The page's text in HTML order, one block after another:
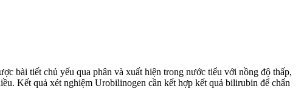
bài tiết chủ yếu qua phân và xuất hiện trong nước tiểu với nồng độ thấp,
Kết quả xét nghiệm Urobilinogen cần kết hợp kết quả bilirubin để chẩn